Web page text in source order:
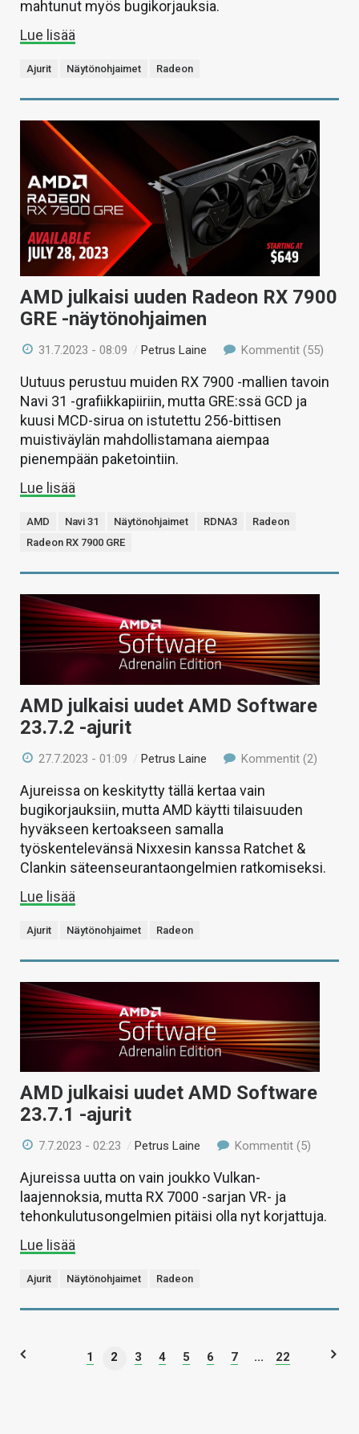
mahtunut myös bugikorjauksia.
Lue lisää
Ajurit Näytönohjaimet Radeon
AMD julkaisi uuden Radeon RX 7900
GRE -näytönohjaimen
31.7.2023 - 08:09 / Petrus Laine Kommentit (55)
Uutuus perustuu muiden RX 7900 -mallien tavoin
Navi 31 -grafiikkapiiriin, mutta GRE:ssä GCD ja
kuusi MCD-sirua on istutettu 256-bittisen
muistiväylän mahdollistamana aiempaa
pienempään paketointiin.
Lue lisää
AMD Navi 31 Näytönohjaimet RDNA3
Radeon
Radeon RX 7900 GRE
AMD julkaisi uudet AMD Software
23.7.2 -ajurit
27.7.2023 - 01:09 /Petrus Laine Kommentit (2)
Ajureissa on keskitytty tällä kertaa vain
bugikorjauksiin, mutta AMD käytti tilaisuuden
hyväkseen kertoakseen samalla
työskentelevänsä Nixxesin kanssa Ratchet &
Clankin säteenseurantaongelmien ratkomiseksi.
Lue lisää
Ajurit Näytönohjaimet Radeon
AMD julkaisi uudet AMD Software
23.7.1 -ajurit
7.7.2023 - 02:23 / Petrus Laine Kommentit (5)
Ajureissa uutta on vain joukko Vulkan-
laajennoksia, mutta RX 7000 -sarjan VR- ja
tehonkulutusongelmien pitäisi olla nyt korjattuja.
Lue lisää
Ajurit Näytönohjaimet Radeon
1 2 3 4 5 6 7 ... 22